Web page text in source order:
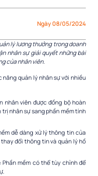
Ngày 08/05/2024
lý lương thưởng trong doanh
nhân sự giải quyết những bài
của nhân viên.
quản lý nhân sự với nhiều
nhân viên được đồng bộ hoàn
nhân sự sang phần mềm tính
dễ dàng xử lý thông tin của
đổi thông tin và quản lý hồ
Phần mềm có thể tùy chỉnh để